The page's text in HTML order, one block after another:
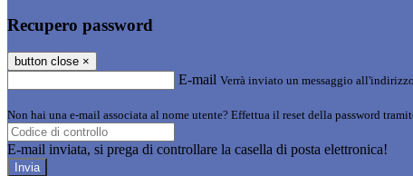
Recupero password
button close ×
E-mail Verrà inviato un messaggio
Non hai una e-mail associata al nome utente? Effettua il reset della password
E-mail inviata, si prega di controllare la casella di posta elettronica!